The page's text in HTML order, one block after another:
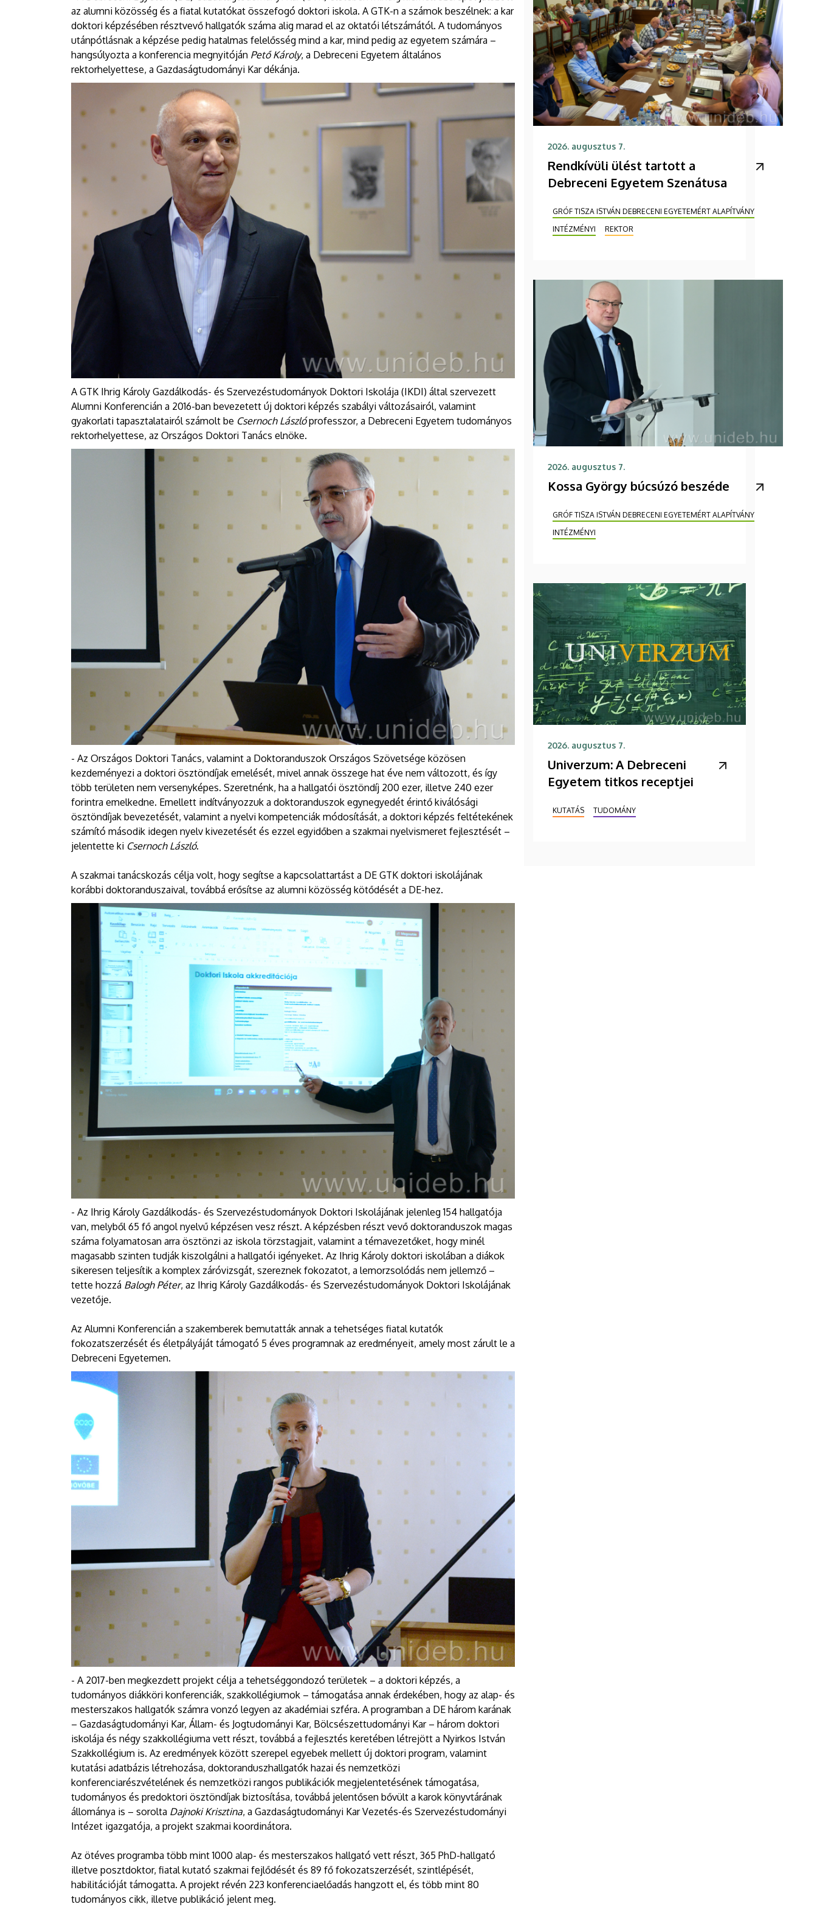
az alumni közösség és a fiatal kutatókat összefogó doktori iskola. A GTK-n a számok beszélnek: a kar
doktori képzésében résztvevő hallgatók száma alig marad el az oktatói létszámától. A tudományos
utánpótlásnak a képzése pedig hatalmas felelősség mind a kar, mind pedig az egyetem számára –
hangsúlyozta a konferencia megnyitóján Pető Károly, a Debreceni Egyetem általános
rektorhelyettese, a Gazdaságtudományi Kar dékánja.
A GTK Ihrig Károly Gazdálkodás- és Szervezéstudományok Doktori Iskolája (IKDI) által szervezett
Alumni Konferencián a 2016-ban bevezetett új doktori képzés szabályi változásairól, valamint
gyakorlati tapasztalatairól számolt be Csernoch Lászlóprofesszor, a Debreceni Egyetem tudományos
rektorhelyettese, az Országos Doktori Tanács elnöke.
- Az Országos Doktori Tanács, valamint a Doktoranduszok Országos Szövetsége közösen
kezdeményezi a doktori ösztöndíjak emelését, mivel annak összege hat éve nem változott, és így
több területen nem versenyképes. Szeretnénk, ha a hallgatói ösztöndíj 200 ezer, illetve 240 ezer
forintra emelkedne. Emellett indítványozzuk a doktoranduszok egynegyedét érintő kiválósági
ösztöndíjak bevezetését, valamint a nyelvi kompetenciák módosítását, a doktori képzés feltétekének
számító második idegen nyelv kivezetését és ezzel egyidőben a szakmai nyelvismeret fejlesztését –
jelentette ki Csernoch László.
A szakmai tanácskozás célja volt, hogy segítse a kapcsolattartást a DE GTK doktori iskolájának
korábbi doktoranduszaival, továbbá erősítse az alumni közösség kötődését a DE-hez.
- Az Ihrig Károly Gazdálkodás- és Szervezéstudományok Doktori Iskolájának jelenleg 154 hallgatója
van, melyből 65 fő angol nyelvű képzésen vesz részt. A képzésben részt vevő doktoranduszok magas
száma folyamatosan arra ösztönzi az iskola törzstagjait, valamint a témavezetőket, hogy minél
magasabb szinten tudják kiszolgálni a hallgatói igényeket. Az Ihrig Károly doktori iskolában a diákok
sikeresen teljesítik a komplex záróvizsgát, szereznek fokozatot, a lemorzsolódás nem jellemző –
tette hozzá Balogh Péter, az Ihrig Károly Gazdálkodás- és Szervezéstudományok Doktori Iskolájának
vezetője.
Az Alumni Konferencián a szakemberek bemutatták annak a tehetséges fiatal kutatók
fokozatszerzését és életpályáját támogató 5 éves programnak az eredményeit, amely most zárult le a
Debreceni Egyetemen.
- A 2017-ben megkezdett projekt célja a tehetséggondozó területek – a doktori képzés, a
tudományos diákköri konferenciák, szakkollégiumok – támogatása annak érdekében, hogy az alap- és
mesterszakos hallgatók számra vonzó legyen az akadémiai szféra. A programban a DE három karának
– Gazdaságtudományi Kar, Állam- és Jogtudományi Kar, Bölcsészettudományi Kar – három doktori
iskolája és négy szakkollégiuma vett részt, továbbá a fejlesztés keretében létrejött a Nyirkos István
Szakkollégium is. Az eredmények között szerepel egyebek mellett új doktori program, valamint
kutatási adatbázis létrehozása, doktoranduszhallgatók hazai és nemzetközi
konferenciarészvételének és nemzetközi rangos publikációk megjelentetésének támogatása,
tudományos és predoktori ösztöndíjak biztosítása, továbbá jelentősen bővült a karok könyvtárának
állománya is – sorolta Dajnoki Krisztina, a Gazdaságtudományi Kar Vezetés-és Szervezéstudományi
Intézet igazgatója, a projekt szakmai koordinátora.
Az ötéves programba több mint 1000 alap- és mesterszakos hallgató vett részt, 365 PhD-hallgató
illetve posztdoktor, fiatal kutató szakmai fejlődését és 89 fő fokozatszerzését, szintlépését,
habilitációját támogatta. A projekt révén 223 konferenciaelőadás hangzott el, és több mint 80
tudományos cikk, illetve publikáció jelent meg.
2026. augusztus 7.
Rendkívüli ülést tartott a
Debreceni Egyetem Szenátusa
GRÓF TISZA ISTVÁN DEBRECENI EGYETEMÉRT ALAPÍTVÁNY
INTÉZMÉNYI
REKTOR
2026. augusztus 7.
Kossa György búcsúzó beszéde
GRÓF TISZA ISTVÁN DEBRECENI EGYETEMÉRT ALAPÍTVÁNY
INTÉZMÉNYI
2026. augusztus 7.
Univerzum: A Debreceni
Egyetem titkos receptjei
KUTATÁS TUDOMÁNY